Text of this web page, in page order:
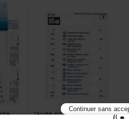
Jauge pour aiguille à
Continuer sans